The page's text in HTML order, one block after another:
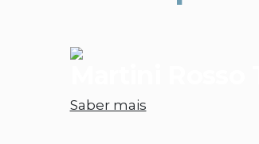
Saber mais